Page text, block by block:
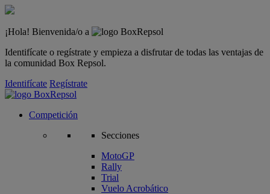
¡Hola! Bienvenida/o a
Identifícate o regístrate y empieza a disfrutar de todas las ventajas de
la comunidad Box Repsol.
Identifícate Regístrate
Competición
Secciones
MotoGP
Rally
Trial
Vuelo Acrobático